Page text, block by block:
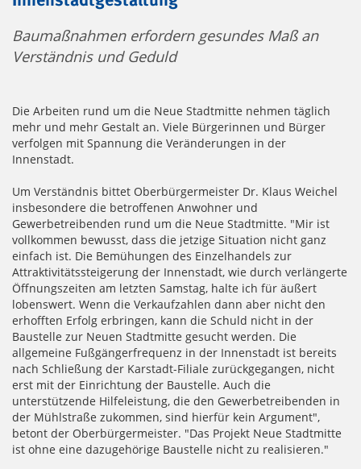
Baumaßnahmen erfordern gesundes Maß an
Verständnis und Geduld
Die Arbeiten rund um die Neue Stadtmitte nehmen täglich
mehr und mehr Gestalt an. Viele Bürgerinnen und Bürger
verfolgen mit Spannung die Veränderungen in der
Innenstadt.
Um Verständnis bittet Oberbürgermeister Dr. Klaus Weichel
insbesondere die betroffenen Anwohner und
Gewerbetreibenden rund um die Neue Stadtmitte. "Mir ist
vollkommen bewusst, dass die jetzige Situation nicht ganz
einfach ist. Die Bemühungen des Einzelhandels zur
Attraktivitätssteigerung der Innenstadt, wie durch verlängerte
Öffnungszeiten am letzten Samstag, halte ich für äußert
lobenswert. Wenn die Verkaufzahlen dann aber nicht den
erhofften Erfolg erbringen, kann die Schuld nicht in der
Baustelle zur Neuen Stadtmitte gesucht werden. Die
allgemeine Fußgängerfrequenz in der Innenstadt ist bereits
nach Schließung der Karstadt-Filiale zurückgegangen, nicht
erst mit der Einrichtung der Baustelle. Auch die
unterstützende Hilfeleistung, die den Gewerbetreibenden in
der Mühlstraße zukommen, sind hierfür kein Argument",
betont der Oberbürgermeister. "Das Projekt Neue Stadtmitte
ist ohne eine dazugehörige Baustelle nicht zu realisieren."